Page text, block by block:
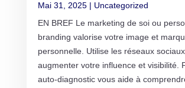
Mai 31, 2025| Uncategorized
EN BREF Le marketing de soi ou
branding valorise votre image et
personnelle. Utilise les réseaux
augmenter votre influence et visibilité.
auto-diagnostic vous aide à